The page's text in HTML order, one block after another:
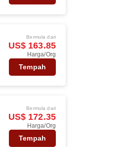
Bermula dari
US$ 163.85
Harga/Org
Tempah
Bermula dari
US$ 172.35
Harga/Org
Tempah